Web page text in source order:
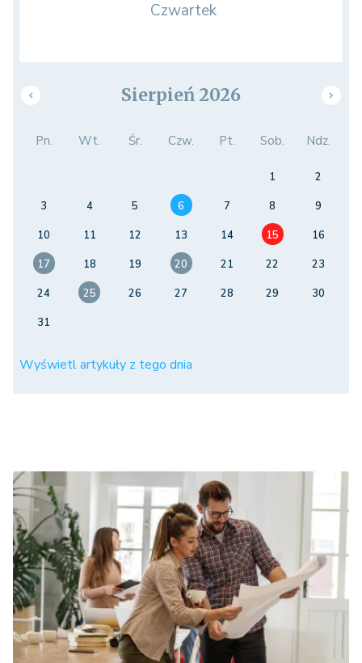
Czwartek
Sierpień 2026
Pn. Wt. Śr. Czw. Pt. Sob. Ndz.
1
2
3
4 5 6 7 8
9
10
11 12 13 14 15
16
17
18 19 20 21 22
23
24
25 26 27 28 29
30
31
Wyświetl artykuły z tego dnia